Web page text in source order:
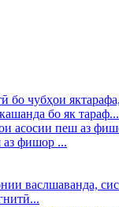
бо як тараф...
аз фишор ...